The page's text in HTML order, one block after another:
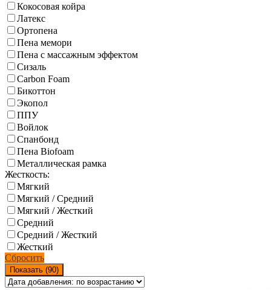
Кокосовая койра
Латекс
Ортопена
Пена мемори
Пена с массажным эффектом
Сизаль
Carbon Foam
Бикоттон
Экопол
ППУ
Войлок
Спанбонд
Пена Biofoam
Металлическая рамка
Жесткость:
Мягкий
Мягкий / Средний
Мягкий / Жесткий
Средний
Средний / Жесткий
Жесткий
Сбросить
Показать (90)